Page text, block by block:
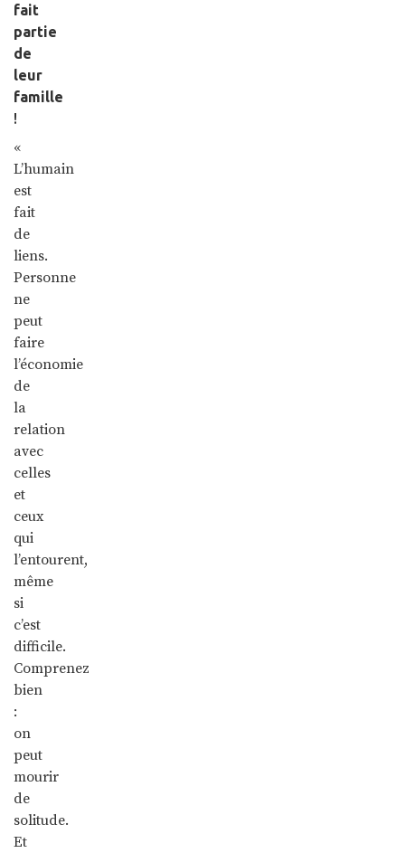
fait
partie
de
leur
famille
!
«
L’humain
est
fait
de
liens.
Personne
ne
peut
faire
l’économie
de
la
relation
avec
celles
et
ceux
qui
l’entourent,
même
si
c’est
difficile.
Comprenez
bien
:
on
peut
mourir
de
solitude.
Et